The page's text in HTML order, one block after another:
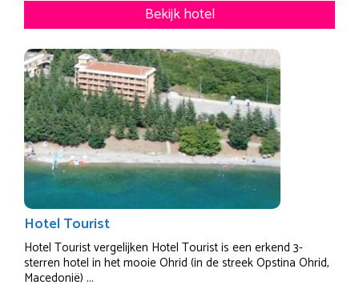
Bekijk hotel
Hotel Tourist
Hotel Tourist vergelijken Hotel Tourist is een erkend 3-
sterren hotel in het mooie Ohrid (in de streek Opstina Ohrid,
Macedonië) ...